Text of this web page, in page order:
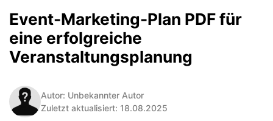
Event-Marketing-Plan PDF für
eine erfolgreiche
Veranstaltungsplanung
Autor: Unbekannter Autor
Zuletzt aktualisiert: 18.08.2025